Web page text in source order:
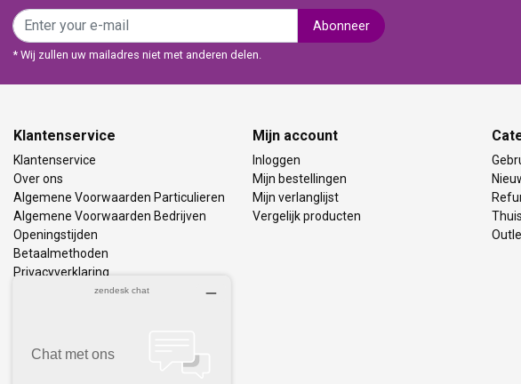
Abonneer
* Wij zullen uw mailadres niet met anderen delen.
Klantenservice
Klantenservice
Over ons
Algemene Voorwaarden Particulieren
Algemene Voorwaarden Bedrijven
Openingstijden
Betaalmethoden
Privacyverklaring
Bezorging & Retourneren
Mijn account
Inloggen
Mijn bestellingen
Mijn verlanglijst
Vergelijk producten